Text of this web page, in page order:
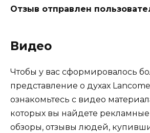
Отзыв отправлен
Видео
Чтобы у вас сформировалось
представление о духах
ознакомьтесь с видео
которых вы найдете
обзоры, отзывы людей,